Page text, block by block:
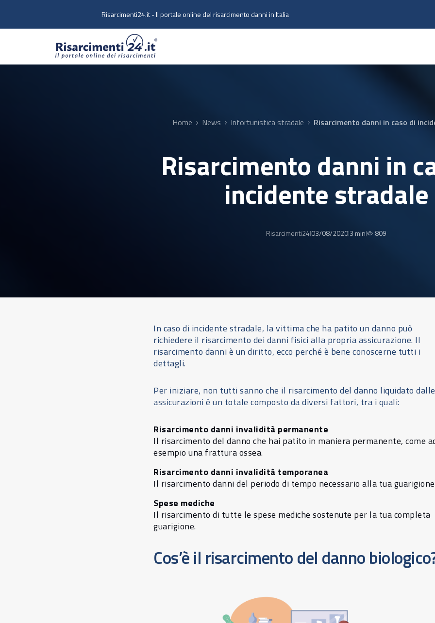
Risarcimenti24.it - Il portale online del risarcimento danni in Italia
Home News Infortunistica stradale Risarcimento danni in caso di
Risarcimento danni in
incidente stradale
Risarcimenti24|03/08/2020|3 min| 809
In caso di incidente stradale, la vittima che ha patito un danno può
richiedere il risarcimento dei danni fisici alla propria assicurazione. Il
risarcimento danni è un diritto, ecco perché è bene conoscerne tutti i
dettagli.
Per iniziare, non tutti sanno che il risarcimento del danno liquidato dalle
assicurazioni è un totale composto da diversi fattori, tra i quali:
Risarcimento danni invalidità permanente
Il risarcimento del danno che hai patito in maniera permanente, come
esempio una frattura ossea.
Risarcimento danni invalidità temporanea
Il risarcimento danni del periodo di tempo necessario alla tua
Spese mediche
Il risarcimento di tutte le spese mediche sostenute per la tua completa
guarigione.
Cos’è il risarcimento del danno